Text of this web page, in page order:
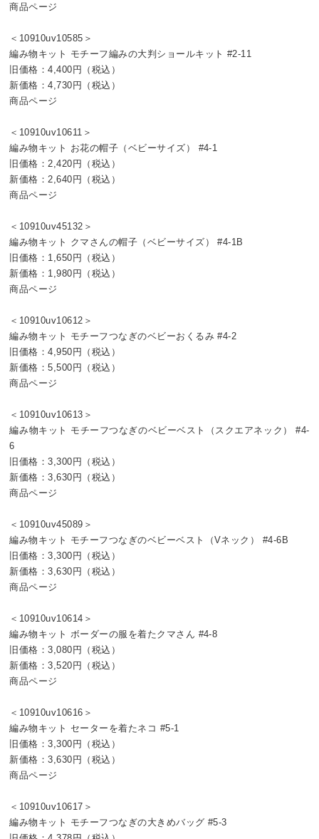
商品ページ
＜10910uv10585＞
編み物キット モチーフ編みの大判ショールキット #2-11
旧価格：4,400円（税込）
新価格：4,730円（税込）
商品ページ
＜10910uv10611＞
編み物キット お花の帽子（ベビーサイズ） #4-1
旧価格：2,420円（税込）
新価格：2,640円（税込）
商品ページ
＜10910uv45132＞
編み物キット クマさんの帽子（ベビーサイズ） #4-1B
旧価格：1,650円（税込）
新価格：1,980円（税込）
商品ページ
＜10910uv10612＞
編み物キット モチーフつなぎのベビーおくるみ #4-2
旧価格：4,950円（税込）
新価格：5,500円（税込）
商品ページ
＜10910uv10613＞
編み物キット モチーフつなぎのベビーベスト（スクエアネック） #4-
6
旧価格：3,300円（税込）
新価格：3,630円（税込）
商品ページ
＜10910uv45089＞
編み物キット モチーフつなぎのベビーベスト（Vネック） #4-6B
旧価格：3,300円（税込）
新価格：3,630円（税込）
商品ページ
＜10910uv10614＞
編み物キット ボーダーの服を着たクマさん #4-8
旧価格：3,080円（税込）
新価格：3,520円（税込）
商品ページ
＜10910uv10616＞
編み物キット セーターを着たネコ #5-1
旧価格：3,300円（税込）
新価格：3,630円（税込）
商品ページ
＜10910uv10617＞
編み物キット モチーフつなぎの大きめバッグ #5-3